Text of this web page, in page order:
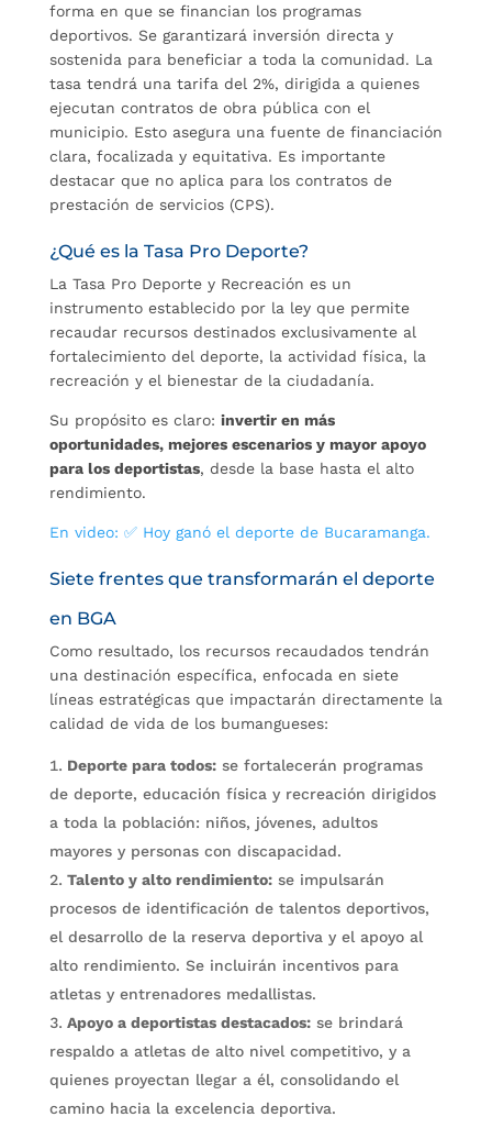
forma en que se financian los programas
deportivos. Se garantizará inversión directa y
sostenida para beneficiar a toda la comunidad. La
tasa tendrá una tarifa del 2%, dirigida a quienes
ejecutan contratos de obra pública con el
municipio. Esto asegura una fuente de financiación
clara, focalizada y equitativa. Es importante
destacar que no aplica para los contratos de
prestación de servicios (CPS).
¿Qué es la Tasa Pro Deporte?
La Tasa Pro Deporte y Recreación es un
instrumento establecido por la ley que permite
recaudar recursos destinados exclusivamente al
fortalecimiento del deporte, la actividad física, la
recreación y el bienestar de la ciudadanía.
Su propósito es claro: invertir en más
oportunidades, mejores escenarios y mayor apoyo
para los deportistas, desde la base hasta el alto
rendimiento.
En video: ✅ Hoy ganó el deporte de Bucaramanga.
Siete frentes que transformarán el deporte
en BGA
Como resultado, los recursos recaudados tendrán
una destinación específica, enfocada en siete
líneas estratégicas que impactarán directamente la
calidad de vida de los bumangueses:
Deporte para todos:se fortalecerán programas
de deporte, educación física y recreación dirigidos
a toda la población: niños, jóvenes, adultos
mayores y personas con discapacidad.
Talento y alto rendimiento:se impulsarán
procesos de identificación de talentos deportivos,
el desarrollo de la reserva deportiva y el apoyo al
alto rendimiento. Se incluirán incentivos para
atletas y entrenadores medallistas.
Apoyo a deportistas destacados:se brindará
respaldo a atletas de alto nivel competitivo, y a
quienes proyectan llegar a él, consolidando el
camino hacia la excelencia deportiva.